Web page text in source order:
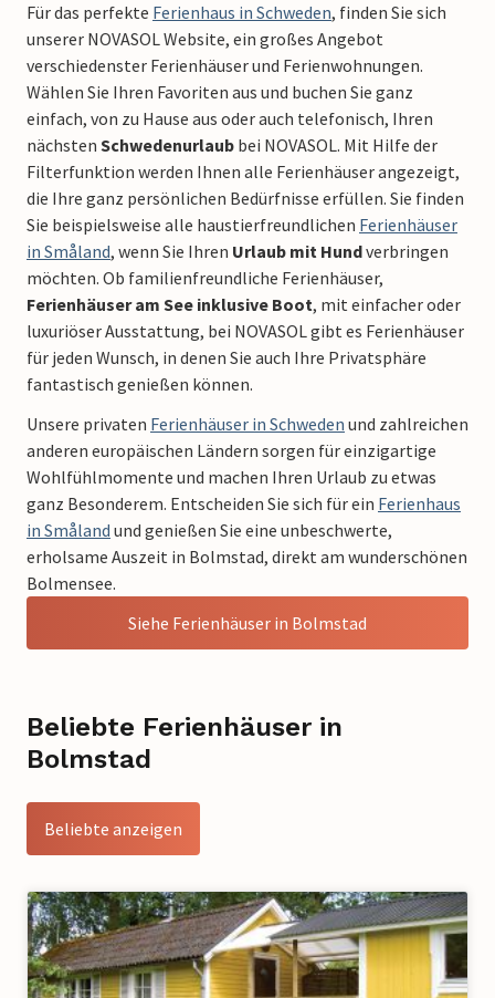
Für das perfekte Ferienhaus in Schweden, finden Sie sich
unserer NOVASOL Website, ein großes Angebot
verschiedenster Ferienhäuser und Ferienwohnungen.
Wählen Sie Ihren Favoriten aus und buchen Sie ganz
einfach, von zu Hause aus oder auch telefonisch, Ihren
nächsten Schwedenurlaub bei NOVASOL. Mit Hilfe der
Filterfunktion werden Ihnen alle Ferienhäuser angezeigt,
die Ihre ganz persönlichen Bedürfnisse erfüllen. Sie finden
Sie beispielsweise alle haustierfreundlichen Ferienhäuser
in Småland, wenn Sie Ihren Urlaub mit Hundverbringen
möchten. Ob familienfreundliche Ferienhäuser,
Ferienhäuser am See inklusive Boot, mit einfacher oder
luxuriöser Ausstattung, bei NOVASOL gibt es Ferienhäuser
für jeden Wunsch, in denen Sie auch Ihre Privatsphäre
fantastisch genießen können.
Unsere privaten Ferienhäuser in Schweden und zahlreichen
anderen europäischen Ländern sorgen für einzigartige
Wohlfühlmomente und machen Ihren Urlaub zu etwas
ganz Besonderem. Entscheiden Sie sich für ein Ferienhaus
in Småland und genießen Sie eine unbeschwerte,
erholsame Auszeit in Bolmstad, direkt am wunderschönen
Bolmensee.
Siehe Ferienhäuser in Bolmstad
Beliebte Ferienhäuser in
Bolmstad
Beliebte anzeigen